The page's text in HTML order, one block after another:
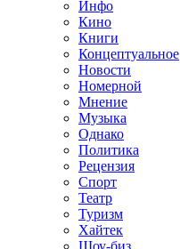
Инфо
Кино
Книги
Концептуальное
Новости
Номерной
Мнение
Музыка
Однако
Политика
Рецензия
Спорт
Театр
Туризм
Хайтек
Шоу-биз